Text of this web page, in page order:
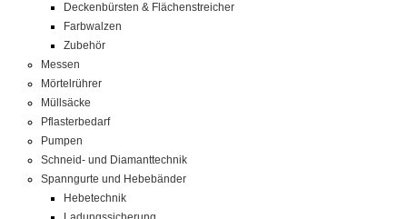
Deckenbürsten & Flächenstreicher
Farbwalzen
Zubehör
Messen
Mörtelrührer
Müllsäcke
Pflasterbedarf
Pumpen
Schneid- und Diamanttechnik
Spanngurte und Hebebänder
Hebetechnik